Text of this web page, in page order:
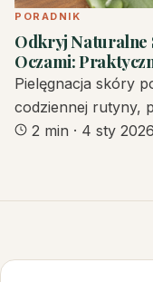
PORADNIK
Odkryj Naturalne
Oczami:
Pielęgnacja skóry
codziennej rutyny,
2 min · 4 sty 2026